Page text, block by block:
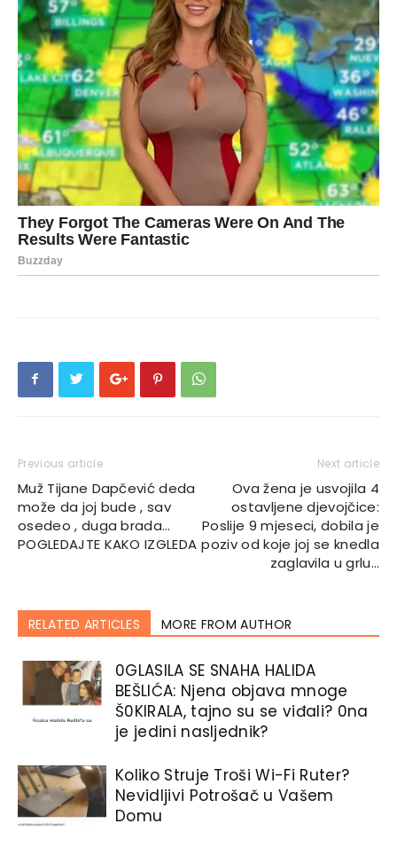
Previous article
Muž Tijane Dapčević deda
može da joj bude , sav
osedeo , duga brada…
POGLEDAJTE KAKO IZGLEDA
Next article
Ova žena je usvojila 4
ostavljene djevojčice:
Poslije 9 mjeseci, dobila je
poziv od koje joj se knedla
zaglavila u grlu…
RELATED ARTICLES MORE FROM AUTHOR
0GLASlLA SE SNAHA HALlDA
BEŠLlĆA: Njena objava mnoge
Š0KIRALA, tajno su se viđali? 0na
je jedini nasljednik?
Koliko Struje Troši Wi-Fi Ruter?
Nevidljivi Potrošač u Vašem
Domu